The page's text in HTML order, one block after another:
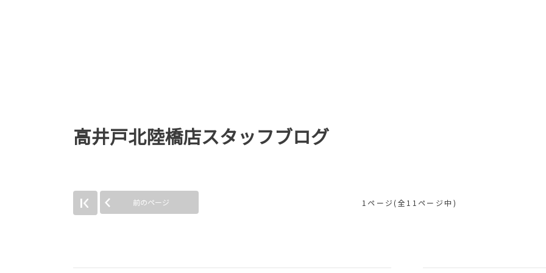
高井戸北陸橋店スタッフブログ
前のページ 1ページ(全11ページ中)